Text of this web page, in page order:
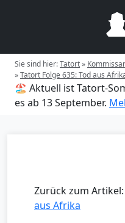
Sie sind hier:Tatort»
»Tatort Folge 635: Tod aus
🏖️ Aktuell ist Tatort-
es ab 13 September.
Zurück zum Artikel:
aus Afrika